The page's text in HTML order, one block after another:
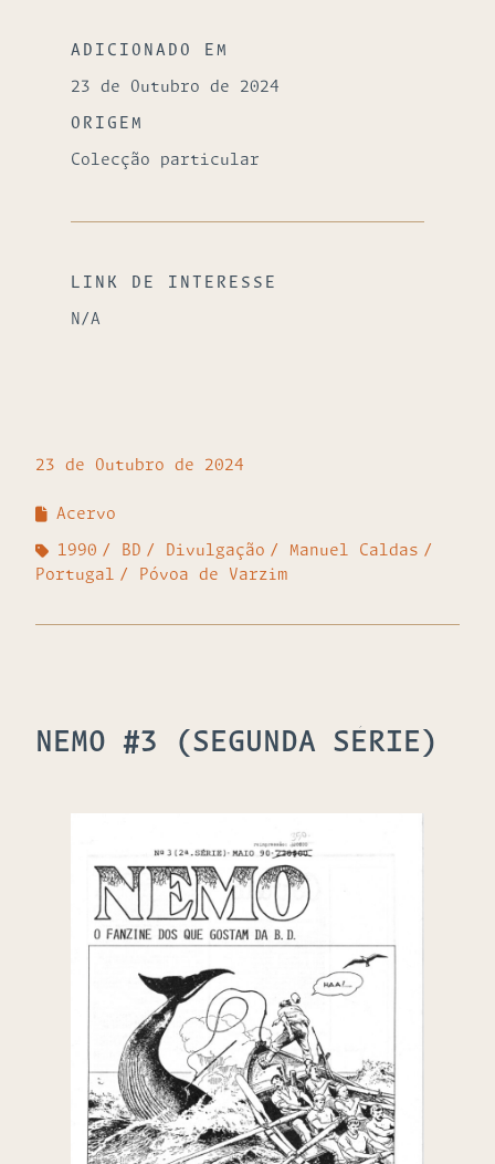
ADICIONADO EM
23 de Outubro de 2024
ORIGEM
Colecção particular
LINK DE INTERESSE
N/A
23 de Outubro de 2024
Acervo
1990 BD Divulgação
Manuel Caldas
Portugal
Póvoa de Varzim
NEMO #3 (SEGUNDA SÉRIE)